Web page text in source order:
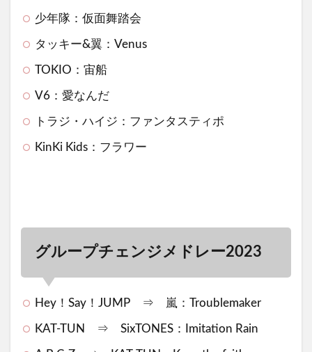
少年隊：仮面舞踏会
タッキー&翼：Venus
TOKIO：宙船
V6：愛なんだ
トラジ・ハイジ：ファンタスティポ
KinKi Kids：フラワー
グループチェンジメドレー2023
Hey！Say！JUMP ⇒ 嵐：Troublemaker
KAT-TUN ⇒ SixTONES：Imitation Rain